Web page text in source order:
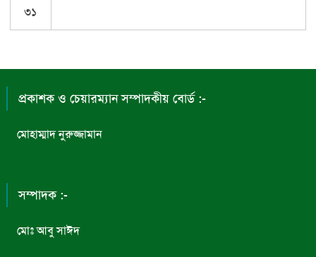
৩১
প্রকাশক ও চেয়ারম্যান সম্পাদকীয় বোর্ড :-
মোহাম্মাদ নুরুজ্জামান
সম্পাদক :-
মোঃ আবু সাঈদ